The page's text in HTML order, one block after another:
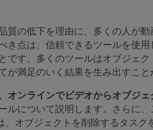
質の低下を理由に、多くの人が
き点は、信頼できるツールを使
です。多くのツールはオブジェ
が満足のいく結果を生み出すこと
オンラインでビデオからオブジ
ルについて説明します。さらに
、オブジェクトを削除するタスク